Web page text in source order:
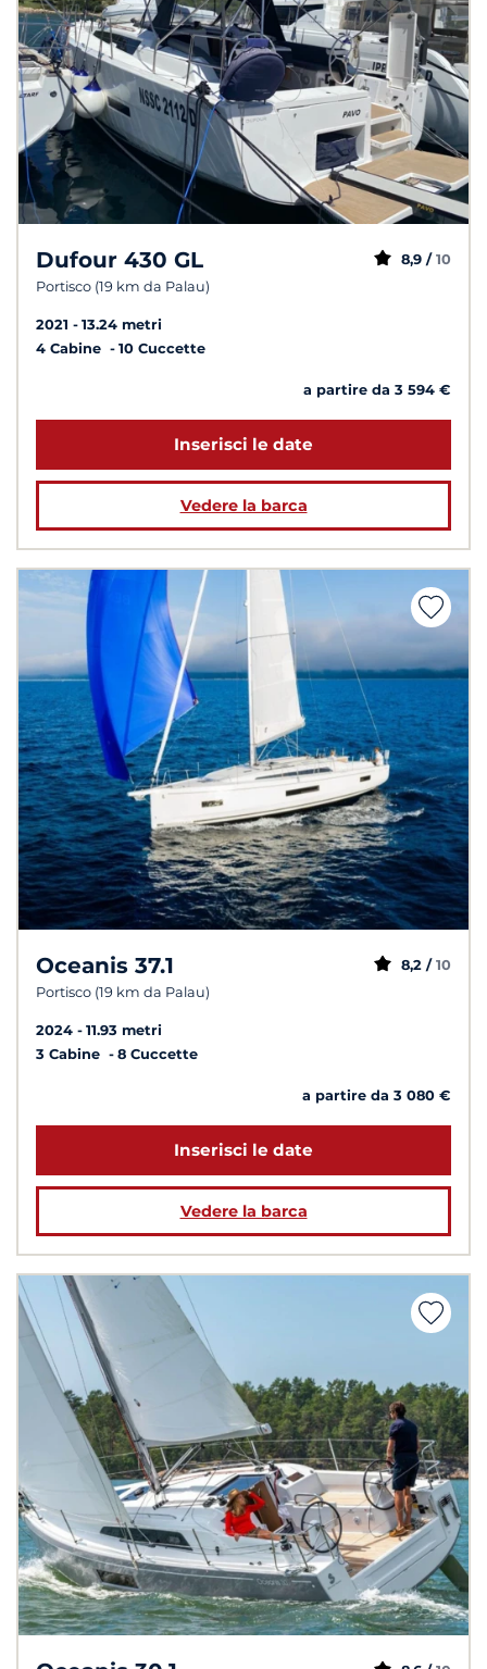
Dufour 430 GL
Portisco (19 km da Palau)
8,9 / 10
2021
13.24 metri
4 Cabine
10 Cuccette
a partire da 3 594 €
Inserisci le date
Vedere la barca
Oceanis 37.1
Portisco (19 km da Palau)
8,2 / 10
2024
11.93 metri
3 Cabine
8 Cuccette
a partire da 3 080 €
Inserisci le date
Vedere la barca